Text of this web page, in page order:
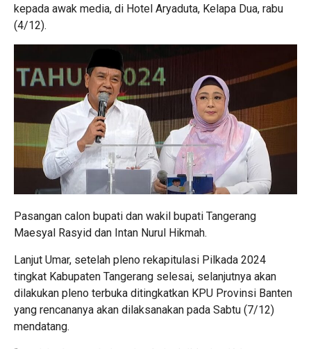
kepada awak media, di Hotel Aryaduta, Kelapa Dua, rabu
(4/12).
Pasangan calon bupati dan wakil bupati Tangerang
Maesyal Rasyid dan Intan Nurul Hikmah.
Lanjut Umar, setelah pleno rekapitulasi Pilkada 2024
tingkat Kabupaten Tangerang selesai, selanjutnya akan
dilakukan pleno terbuka ditingkatkan KPU Provinsi Banten
yang rencananya akan dilaksanakan pada Sabtu (7/12)
mendatang.